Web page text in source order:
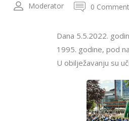
Moderator 0
Dana 5.5.2022.
1995. godine, pod
U obilježavanju su